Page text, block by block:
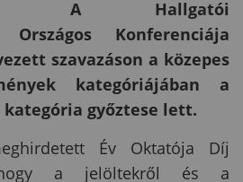
A Hallgatói
Országos Konferenciája
szavazáson a közepes
kategóriájában a
győztese lett.
Év Oktatója Díj
hogy a jelöltekről és a